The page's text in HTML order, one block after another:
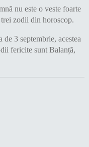
nu este o veste foarte
zodii din horoscop.
3 septembrie, acestea
fericite sunt Balanță,